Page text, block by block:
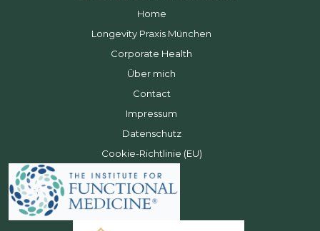
Home
Longevity Praxis München
Corporate Health
Über mich
Contact
Impressum
Datenschutz
Cookie-Richtlinie (EU)